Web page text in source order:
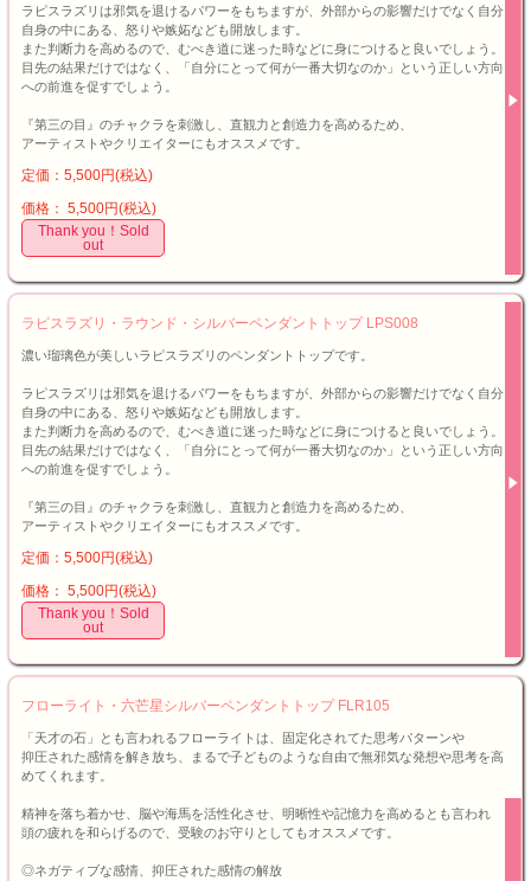
ラピスラズリは邪気を退けるパワーをもちますが、外部からの影響だけでなく自分
自身の中にある、怒りや嫉妬なども開放します。
また判断力を高めるので、むべき道に迷った時などに身につけると良いでしょう。
目先の結果だけではなく、「自分にとって何が一番大切なのか」という正しい方向
への前進を促すでしょう。
『第三の目』のチャクラを刺激し、直観力と創造力を高めるため、
アーティストやクリエイターにもオススメです。
定価：5,500円(税込)
価格： 5,500円(税込)
Thank you！Sold
out
ラピスラズリ・ラウンド・シルバーペンダントトップ LPS008
濃い瑠璃色が美しいラピスラズリのペンダントトップです。
ラピスラズリは邪気を退けるパワーをもちますが、外部からの影響だけでなく自分
自身の中にある、怒りや嫉妬なども開放します。
また判断力を高めるので、むべき道に迷った時などに身につけると良いでしょう。
目先の結果だけではなく、「自分にとって何が一番大切なのか」という正しい方向
への前進を促すでしょう。
『第三の目』のチャクラを刺激し、直観力と創造力を高めるため、
アーティストやクリエイターにもオススメです。
定価：5,500円(税込)
価格： 5,500円(税込)
Thank you！Sold
out
フローライト・六芒星シルバーペンダントトップ FLR105
「天才の石」とも言われるフローライトは、固定化されてた思考パターンや
抑圧された感情を解き放ち、まるで子どものような自由で無邪気な発想や思考を高
めてくれます。
精神を落ち着かせ、脳や海馬を活性化させ、明晰性や記憶力を高めるとも言われ
頭の疲れを和らげるので、受験のお守りとしてもオススメです。
◎ネガティブな感情、抑圧された感情の解放